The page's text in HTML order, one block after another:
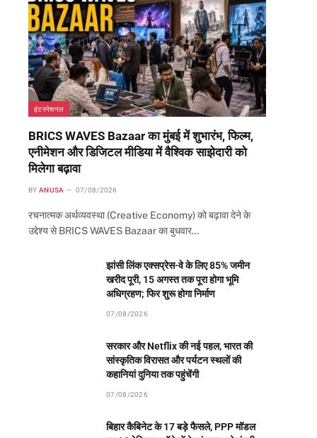
इंटरनेशनल
BRICS WAVES Bazaar का मुंबई में शुभारंभ, फिल्म,
एनीमेशन और डिजिटल मीडिया में वैश्विक साझेदारी को
मिलेगा बढ़ावा
BY ANUSA 07/08/2026
रचनात्मक अर्थव्यवस्था (Creative Economy) को बढ़ावा देने के
उद्देश्य से BRICS WAVES Bazaar का बुधवार…
झांसी लिंक एक्सप्रेस-वे के लिए 85% जमीन
खरीद पूरी, 15 अगस्त तक पूरा होगा भूमि
अधिग्रहण; फिर शुरू होगा निर्माण
07/08/2026
सरकार और Netflix की नई पहल, भारत की
सांस्कृतिक विरासत और पर्यटन स्थलों की
कहानियां दुनिया तक पहुंचेंगी
07/08/2026
बिहार कैबिनेट के 17 बड़े फैसले, PPP मॉडल